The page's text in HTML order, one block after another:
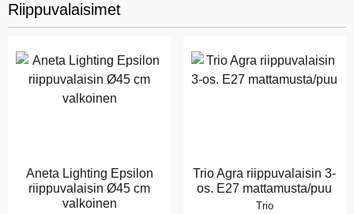
Riippuvalaisimet
Aneta Lighting Epsilon
riippuvalaisin Ø45 cm
valkoinen
Trio Agra riippuvalaisin 3-
os. E27 mattamusta/puu
Trio